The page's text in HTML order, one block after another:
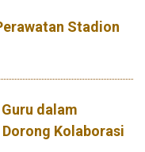
Stadion
dalam
Kolaborasi